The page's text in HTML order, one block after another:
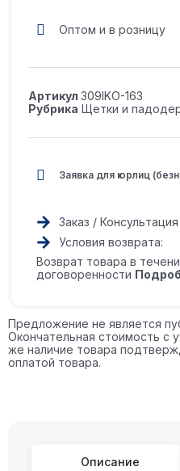
Оптом и в розницу
Артикул 309IKO-163
Рубрика Щетки и
Заявка для юрлиц
Заказ / Консультация
Условия возврата:
Возврат товара в
договоренности
Предложение не является
Окончательная стоимость с
же наличие товара
оплатой товара.
Описание